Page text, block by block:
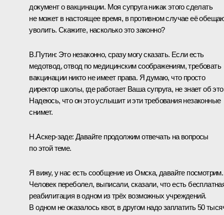
документ о вакцинации. Моя супруга никак этого сделать
не может в настоящее время, в противном случае её
уволить. Скажите, насколько это законно?
В.Путин: Это незаконно, сразу могу сказать. Если есть
медотвод, отвод по медицинским соображениям, требовать
вакцинации никто не имеет права. Я думаю, что просто
директор школы, где работает Ваша супруга, не знает об
Надеюсь, что он это услышит и эти требования незаконные
снимет.
Н.Аскер-заде: Давайте продолжим отвечать на вопросы
по этой теме.
Я вижу, у нас есть сообщение из Омска, давайте посмотрим.
Человек переболел, выписали, сказали, что есть
реабилитация в одном из трёх возможных учреждений.
В одном не оказалось квот, в другом надо заплатить 50